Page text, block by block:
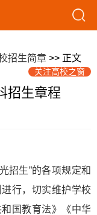
招生简章 >> 正文
关注高校之窗
招生章程
招生”的各项规定和
行，切实维护学校
国教育法》《中华